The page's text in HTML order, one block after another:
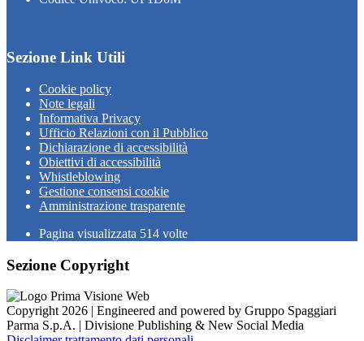
Sezione Link Utili
Cookie policy
Note legali
Informativa Privacy
Ufficio Relazioni con il Pubblico
Dichiarazione di accessibilità
Obiettivi di accessibilità
Whistleblowing
Gestione consensi cookie
Amministrazione trasparente
Pagina visualizzata 514 volte
Sezione Copyright
Copyright 2026 | Engineered and powered by Gruppo Spaggiari
Parma S.p.A. | Divisione Publishing & New Social Media